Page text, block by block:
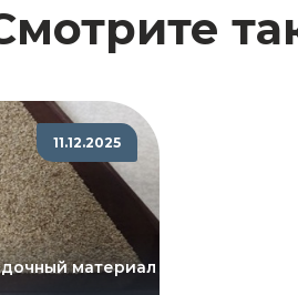
11.12.2025
материал